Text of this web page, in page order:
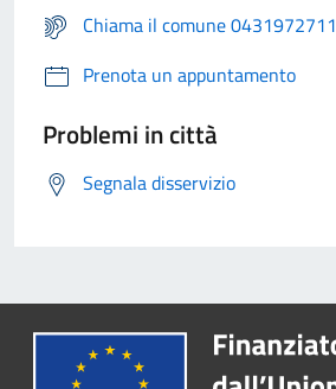
Chiama il comune 0431972711
Prenota un appuntamento
Problemi in città
Segnala disservizio